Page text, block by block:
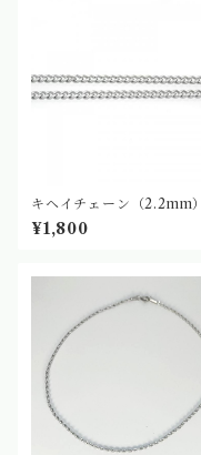
キヘイチェーン（2.2mm）
¥1,800